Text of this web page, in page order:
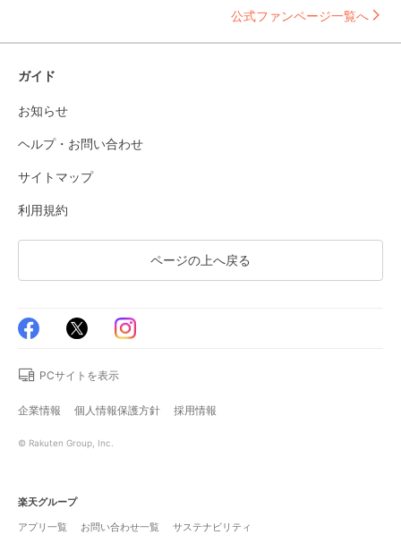
公式ファンページ一覧へ
ガイド
お知らせ
ヘルプ・お問い合わせ
サイトマップ
利用規約
ページの上へ戻る
PCサイトを表示
企業情報 個人情報保護方針 採用情報
© Rakuten Group, Inc.
楽天グループ
アプリ一覧
お問い合わせ一覧 サステナビリティ